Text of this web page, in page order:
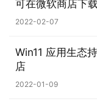
安
苹
果
可在微软商店下载
2022-02-07
Win11 应用生态
店
2022-01-09